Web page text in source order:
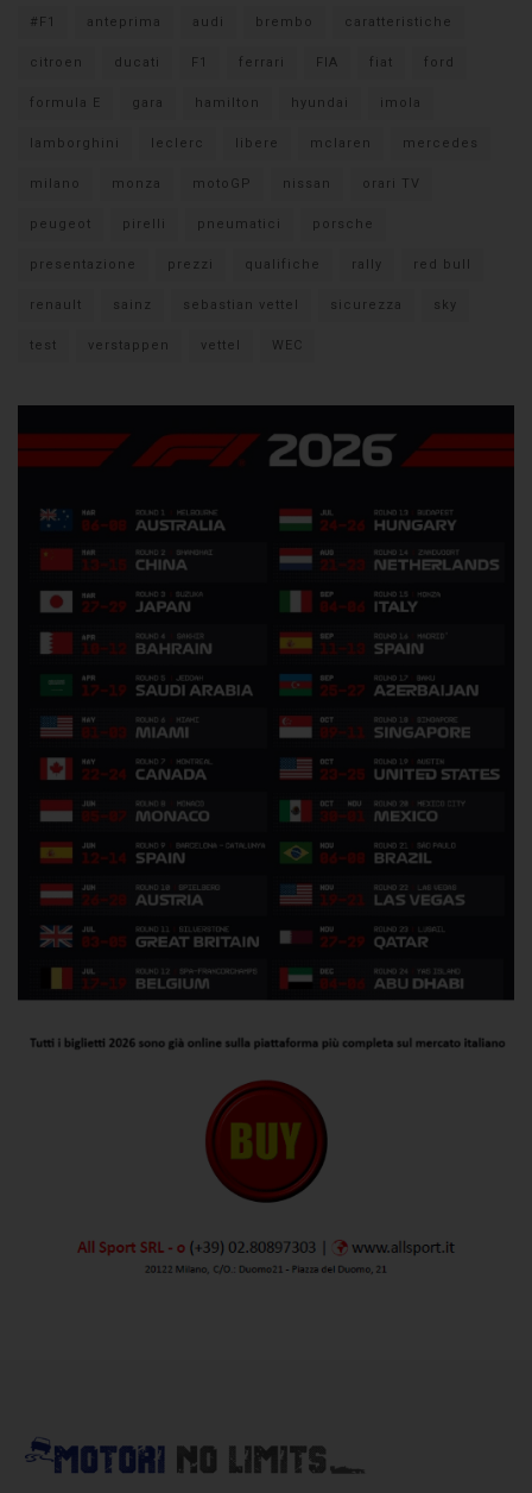
#F1 anteprima audi brembo caratteristiche
citroen ducati F1 ferrari FIA fiat ford
formula E gara hamilton hyundai imola
lamborghini leclerc libere mclaren mercedes
milano monza motoGP nissan orari TV
peugeot pirelli pneumatici porsche
presentazione prezzi qualifiche rally red bull
renault sainz sebastian vettel sicurezza sky
test verstappen vettel WEC